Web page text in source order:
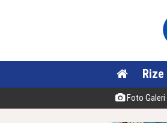
Rize
Foto Galeri